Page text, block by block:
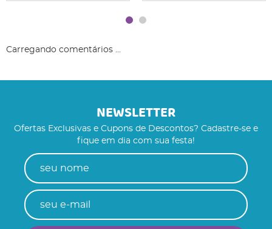
Carregando comentários ...
NEWSLETTER
Ofertas Exclusivas e Cupons de Descontos? Cadastre-se e
fique em dia com sua festa!